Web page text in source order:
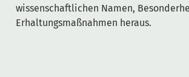
wissenschaftlichen Namen,
Erhaltungsmaßnahmen heraus.